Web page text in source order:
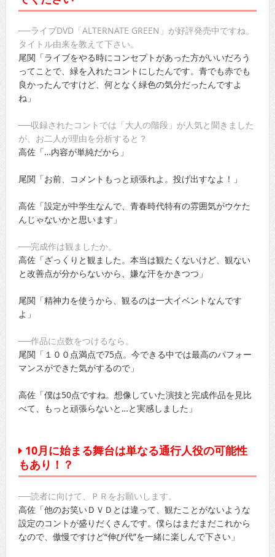
──ライブDVD「ALTERNATE GREEN」が好評発売中ですね。
タイトル由来を教えて下さい。
尾関「ライブをやる時にコンセプトがあった方がいいだろう
ってことで、緑を入れたコントにしたんです。青でも赤でも
良かったんですけど、何となく緑色の気分だったんですよ
ね」
──収録されたコントでは「大人の階段」が人気と聞きました
が、お二人が理由を分析すると？
高佐「…内容が単純だから」
尾関「お前、コメントもっと頑張れよ。投げ出すなよ！」
高佐「設定が中学生なんで、青春時代特有の雰囲気がウケた
んじゃないかと思います」
──完成作は観ましたか。
高佐「ざっくりと観ました。本当は観たくないけど、観ない
と改善点が分からないから、嫌な汗をかきつつ」
尾関「精神力を使うから、観るのは一大イベントなんです
よ」
──作品に点数をつけるなら。
尾関「１００点満点で75点。今できる中では最高のパフォー
マンスができた気がするので」
高佐「僕は50点ですね。想像していた演技と完成作品を見比
べて、もっと頑張らないと…と実感しました」
10月に始まる舞台は単なる通行人役の可能性
もあり！？
──読者に向けて、ＰＲをお願いします。
高佐「他のお笑いＤＶＤとは違って、観たことがないような
設定のコントが盛りだくさんです。僕らはまだまだこれから
なので、傲慢ですけど“伸び代”を一緒に楽しんで下さい」